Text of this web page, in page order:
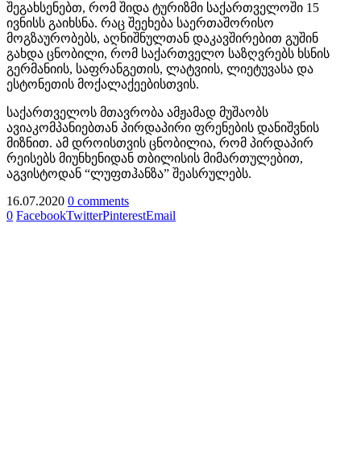
შეგახსენებთ, რომ შიდა ტურიზმი საქართველოში 15
ივნისს გაიხსნა. რაც შეეხება საერთაშორისო
მოგზაურობებს, აღნიშნულთან დაკავშირებით გუშინ
გახდა ცნობილი, რომ საქართველო საზღვრებს ხსნის
გერმანიის, საფრანგეთის, ლატვიის, ლიეტუვასა და
ესტონეთის მოქალაქეებისთვის.
საქართველოს მთავრობა ამჟამად მუშაობს
ავიაკომპანიებთან პირდაპირი ფრენების დანიშვნის
მიზნით. ამ დროისთვის ცნობილია, რომ პირდაპირ
რეისებს მიუნხენიდან თბილისის მიმართულებით,
აგვისტოდან “ლუფთჰანზა” შეასრულებს.
16.07.2020 0 comments
0 FacebookTwitterPinterestEmail